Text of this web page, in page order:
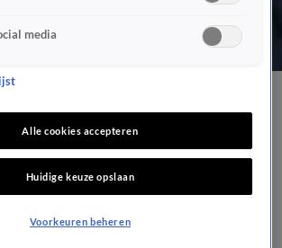
topman
gezicht
media
Alle cookies accepteren
Huidige keuze opslaan
Voorkeuren beheren